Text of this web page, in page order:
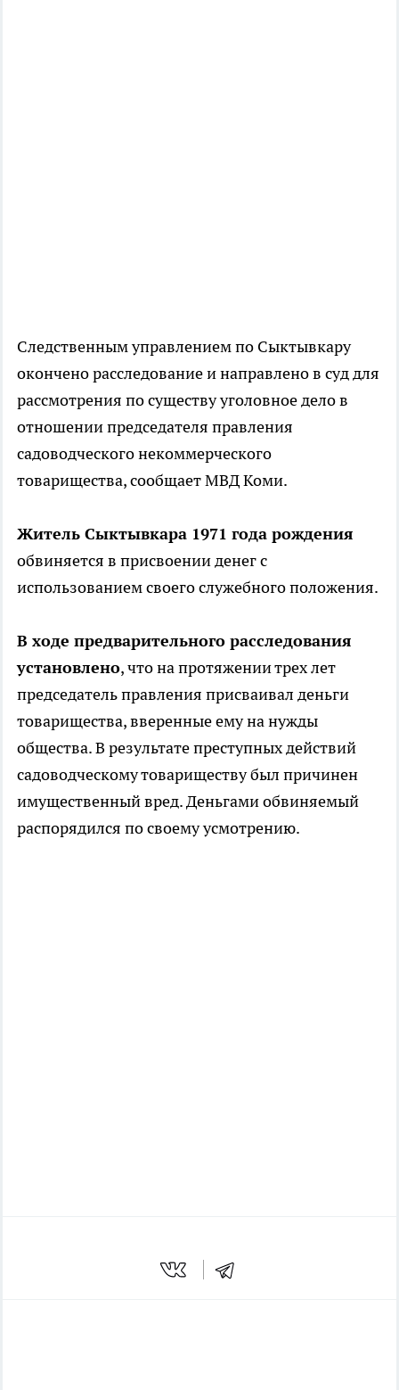
Следственным управлением по Сыктывкару
окончено расследование и направлено в суд для
рассмотрения по существу уголовное дело в
отношении председателя правления
садоводческого некоммерческого
товарищества, сообщает МВД Коми.
Житель Сыктывкара 1971 года рождения
обвиняется в присвоении денег с
использованием своего служебного положения.
В ходе предварительного расследования
установлено, что на протяжении трех лет
председатель правления присваивал деньги
товарищества, вверенные ему на нужды
общества. В результате преступных действий
садоводческому товариществу был причинен
имущественный вред. Деньгами обвиняемый
распорядился по своему усмотрению.